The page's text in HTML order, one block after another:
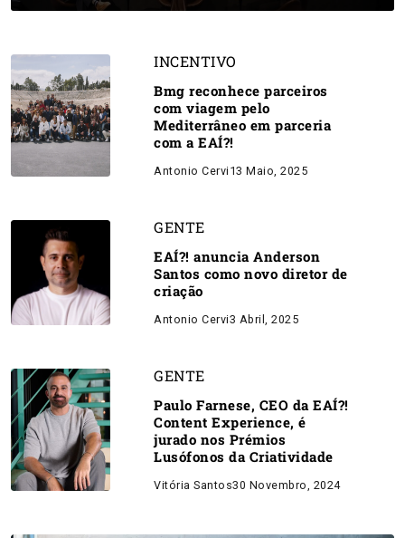
INCENTIVO
Bmg reconhece parceiros
com viagem pelo
Mediterrâneo em parceria
com a EAÍ?!
Antonio Cervi 13 Maio, 2025
GENTE
EAÍ?! anuncia Anderson
Santos como novo diretor de
criação
Antonio Cervi3 Abril, 2025
GENTE
Paulo Farnese, CEO da EAÍ?!
Content Experience, é
jurado nos Prémios
Lusófonos da Criatividade
Vitória Santos30 Novembro, 2024